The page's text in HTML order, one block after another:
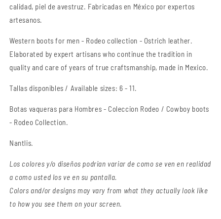
calidad, piel de avestruz. Fabricadas en México por expertos
artesanos.
Western boots for men - Rodeo collection - Ostrich leather.
Elaborated by expert artisans who continue the tradition in
quality and care of years of true craftsmanship, made in Mexico.
Tallas disponibles / Available sizes: 6 - 11.
Botas vaqueras para Hombres - Coleccion Rodeo / Cowboy boots
- Rodeo Collection.
Nantlis.
Los colores y/o diseños podrian variar de como se ven en realidad
a como usted los ve en su pantalla.
Colors and/or designs may vary from what they actually look like
to how you see them on your screen.